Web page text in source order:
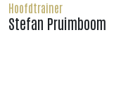
Hoofdtrainer
Stefan Pruimboom